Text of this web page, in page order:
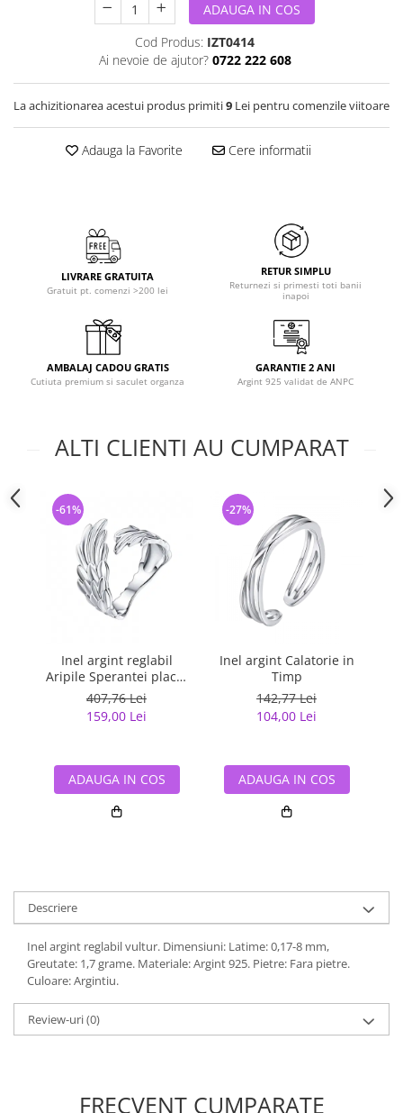
ADAUGA IN COS
Cod Produs: IZT0414
Ai nevoie de ajutor? 0722 222 608
La achizitionarea acestui produs primiti9 Lei pentru comenzile viitoare
Adauga la Favorite Cere informatii
LIVRARE GRATUITA
Gratuit pt. comenzi >200 lei
RETUR SIMPLU
Returnezi si primesti toti banii
inapoi
AMBALAJ CADOU GRATIS
Cutiuta premium si saculet organza
GARANTIE 2 ANI
Argint 925 validat de ANPC
ALTI CLIENTI AU CUMPARAT
Inel argint reglabil
Aripile Sperantei placat
cu rodiu
407,76 Lei
159,00 Lei
-61%
ADAUGA IN COS
Inel argint Calatorie in
Timp
142,77 Lei
104,00 Lei
-27%
ADAUGA IN COS
Descriere
Inel argint reglabil vultur. Dimensiuni: Latime: 0,17-8 mm,
Greutate: 1,7 grame. Materiale: Argint 925. Pietre: Fara pietre.
Culoare: Argintiu.
Review-uri(0)
FRECVENT CUMPARATE